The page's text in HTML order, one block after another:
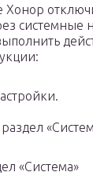
Хонор
системные
«Система»